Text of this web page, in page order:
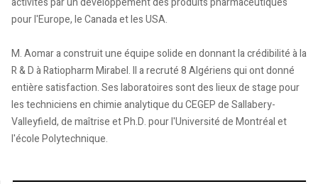
pour l'Europe, le Canada et les USA.
M. Aomar a construit une équipe solide en donnant la crédibilité à la
R & D à Ratiopharm Mirabel. Il a recruté 8 Algériens qui ont donné
entière satisfaction. Ses laboratoires sont des lieux de stage pour
les techniciens en chimie analytique du CEGEP de Sallabery-
Valleyfield, de maîtrise et Ph.D. pour l'Université de Montréal et
l'école Polytechnique.